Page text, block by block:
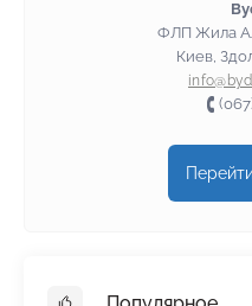
ФЛП Жила
Киев,